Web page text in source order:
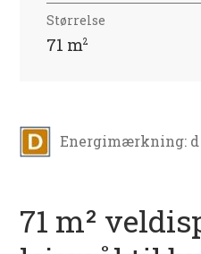
Størrelse
71 m2
Energimærkning: d
71 m²